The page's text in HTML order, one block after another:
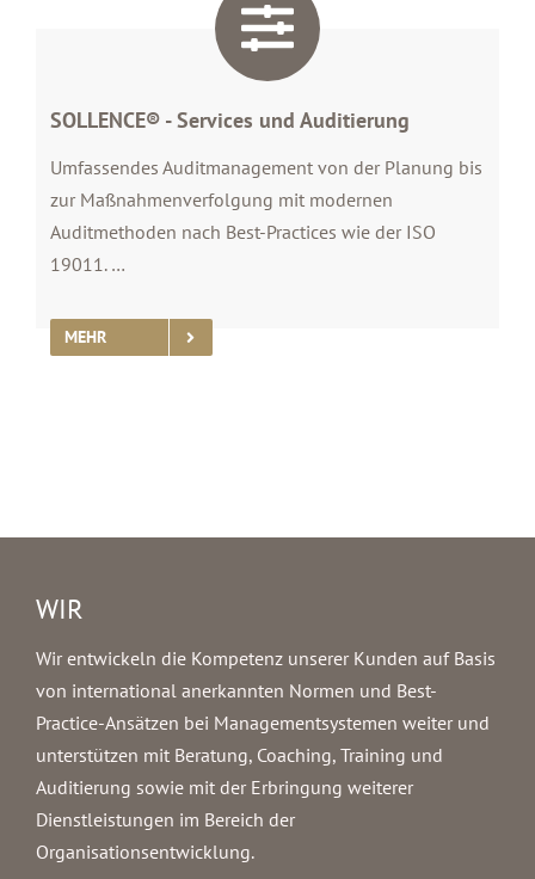
SOLLENCE® - Services und Auditierung
Umfassendes Auditmanagement von der Planung bis
zur Maßnahmenverfolgung mit modernen
Auditmethoden nach Best-Practices wie der ISO
19011. …
MEHR
WIR
Wir entwickeln die Kompetenz unserer Kunden auf Basis
von international anerkannten Normen und Best-
Practice-Ansätzen bei Managementsystemen weiter und
unterstützen mit Beratung, Coaching, Training und
Auditierung sowie mit der Erbringung weiterer
Dienstleistungen im Bereich der
Organisationsentwicklung.